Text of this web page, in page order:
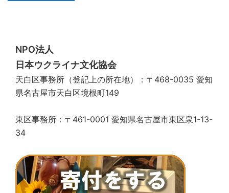
NPO法人
日本ウクライナ文化協会
天白区事務所（登記上の所在地）：〒468-0035 愛知
県名古屋市天白区境根町149
東区事務所：〒461-0001 愛知県名古屋市東区泉1-13-
34